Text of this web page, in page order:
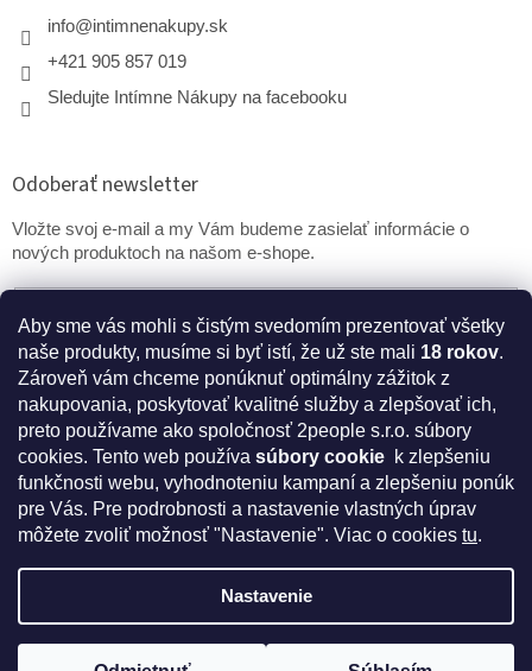
Aby sme vás mohli s čistým svedomím prezentovať všetky
naše produkty, musíme si byť istí, že už ste mali 18 rokov.
Zároveň vám chceme ponúknuť optimálny zážitok z
nakupovania, poskytovať kvalitné služby a zlepšovať ich,
preto používame ako spoločnosť 2people s.r.o. súbory
cookies. Tento web používa súbory cookie k zlepšeniu
funkčnosti webu, vyhodnoteniu kampaní a zlepšeniu ponúk
pre Vás. Pre podrobnosti a nastavenie vlastných úprav
môžete zvoliť možnosť "Nastavenie". Viac o cookies tu.
Nastavenie
info@intimnenakupy.sk
+421 905 857 019
Sledujte Intímne Nákupy na facebooku
Odoberať newsletter
Vložte svoj e-mail a my Vám budeme zasielať informácie o
nových produktoch na našom e-shope.
PRIHLÁSIŤ SA
* Disclaimer: Bezpečnostné prehlásenie k výživovým
doplnkom a kozmetike
Vytvoril Shoptet